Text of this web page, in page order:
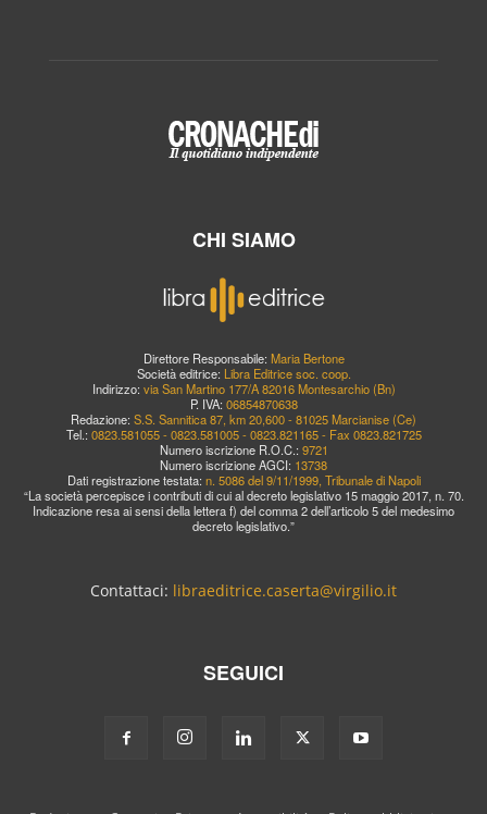
CHI SIAMO
Direttore Responsabile: Maria Bertone
Società editrice: Libra Editrice soc. coop.
Indirizzo: via San Martino 177/A 82016 Montesarchio (Bn)
P. IVA: 06854870638
Redazione: S.S. Sannitica 87, km 20,600 - 81025 Marcianise (Ce)
Tel.: 0823.581055 - 0823.581005 - 0823.821165 - Fax 0823.821725
Numero iscrizione R.O.C.: 9721
Numero iscrizione AGCI: 13738
Dati registrazione testata: n. 5086 del 9/11/1999, Tribunale di Napoli
“La società percepisce i contributi di cui al decreto legislativo 15 maggio 2017, n. 70.
Indicazione resa ai sensi della lettera f) del comma 2 dell’articolo 5 del medesimo
decreto legislativo.”
Contattaci: libraeditrice.caserta@virgilio.it
SEGUICI